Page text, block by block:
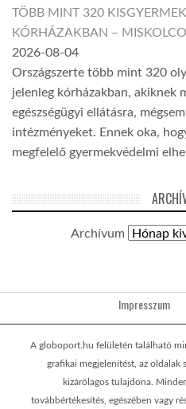
TÖBB MINT 320
KÓRHÁZAKBAN –
2026-08-04
Országszerte több mint 320
jelenleg kórházakban, akiknek
egészségügyi ellátásra,
intézményeket. Ennek oka,
megfelelő gyermekvédelmi
Archívum
Impresszum
A globoport.hu felületén található
grafikai megjelenítést, az oldalak
kizárólagos tulajdona.
továbbértékesítés, egészében vagy